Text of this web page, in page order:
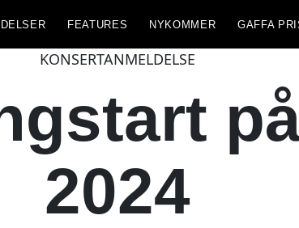
FEATURES NYKOMMER GAFFA
KONSERTANMELDELSE
2024